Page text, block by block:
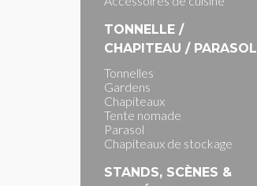
TONNELLE /
CHAPITEAU / PARASOL
Tonnelles
Gardens
Chapiteaux
Tente nomade
Parasol
Chapiteaux de stockage
STANDS, SCÈNES &